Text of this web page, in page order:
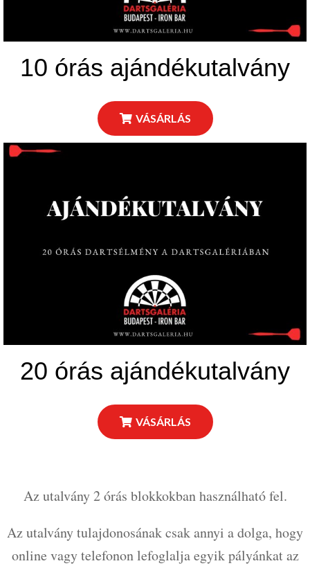
10 órás ajándékutalvány
VÁSÁRLÁS
20 órás ajándékutalvány
VÁSÁRLÁS
Az utalvány 2 órás blokkokban használható fel.
Az utalvány tulajdonosának csak annyi a dolga, hogy
online vagy telefonon lefoglalja egyik pályánkat az